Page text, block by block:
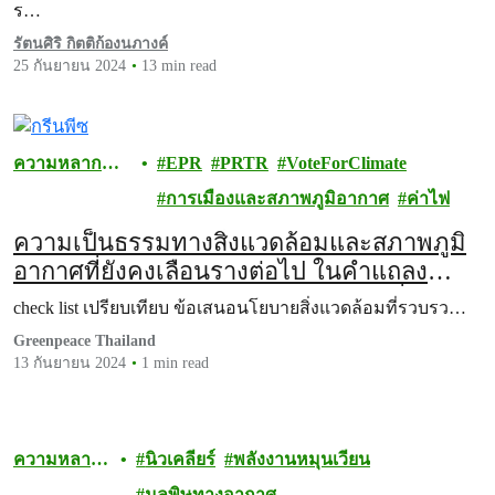
ร…
รัตนศิริ กิตติก้องนภางค์
25 กันยายน 2024
13 min read
ความหลาก
EPR PRTR
VoteForClimate
การเมืองและสภาพภูมิอากาศ
ค่าไฟ
ความเป็นธรรมทางสิ่งแวดล้อมและสภาพภูมิ
อากาศที่ยังคงเลือนรางต่อไป ในคำแถลง
นโยบายของรัฐบาลใหม่ต่อรัฐสภาวันที่ 12
กันยายน 2567
check list เปรียบเทียบ ข้อเสนอนโยบายสิ่งแวดล้อมที่รวบรว…
Greenpeace Thailand
13 กันยายน 2024
1 min read
ความหลาก
นิวเคลียร์
พลังงานหมุนเวียน